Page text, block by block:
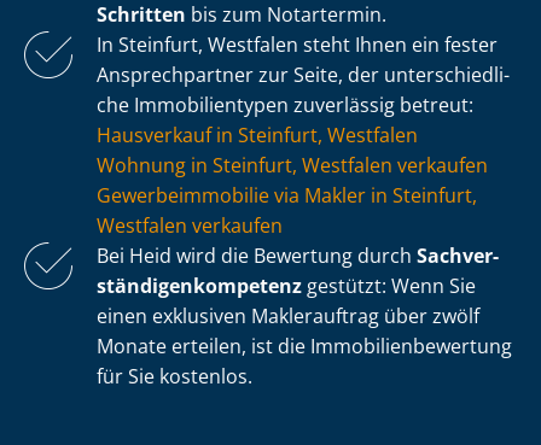
Schritten bis zum Notartermin.
In Steinfurt, Westfalen steht Ihnen ein fester
Ansprechpartner zur Seite, der un­ter­schied­li­
che Immobilientypen zuverlässig betreut:
Hausverkauf in Steinfurt, Westfalen
Wohnung in Steinfurt, Westfalen verkaufen
Ge­wer­be­im­mo­bi­lie via Makler in Steinfurt,
Westfalen verkaufen
Bei Heid wird die Bewertung durch Sach­ver­
stän­di­gen­kom­pe­tenz gestützt: Wenn Sie
einen exklusiven Maklerauftrag über zwölf
Monate erteilen, ist die Im­mo­bi­li­en­be­wer­tung
für Sie kostenlos.